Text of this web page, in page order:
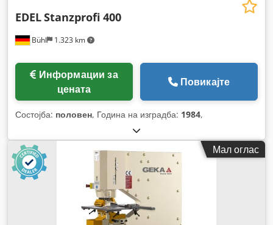
Bühl 1.323 km
EDELStanzprofi 400
цената
Повикајте
Состојба: половен, Година на изградба: 1984,
Мал оглас